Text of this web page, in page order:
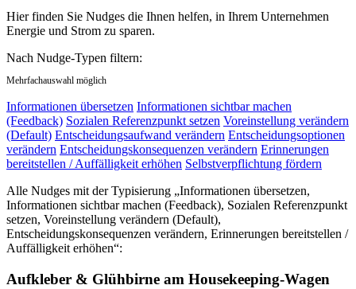
Hier finden Sie Nudges die Ihnen helfen, in Ihrem Unternehmen
Energie und Strom zu sparen.
Nach Nudge-Typen filtern:
Mehrfachauswahl möglich
Informationen übersetzen Informationen sichtbar machen
(Feedback) Sozialen Referenzpunkt setzen Voreinstellung verändern
(Default) Entscheidungsaufwand verändern Entscheidungsoptionen
verändern Entscheidungskonsequenzen verändern Erinnerungen
bereitstellen / Auffälligkeit erhöhen Selbstverpflichtung fördern
Alle Nudges mit der Typisierung „Informationen übersetzen,
Informationen sichtbar machen (Feedback), Sozialen Referenzpunkt
setzen, Voreinstellung verändern (Default),
Entscheidungskonsequenzen verändern, Erinnerungen bereitstellen /
Auffälligkeit erhöhen“:
Aufkleber & Glühbirne am Housekeeping-Wagen